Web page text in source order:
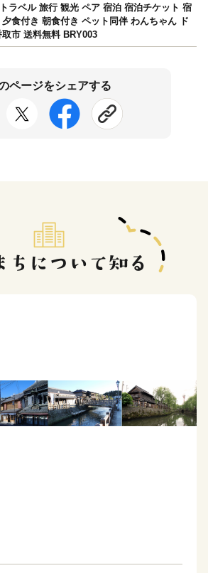
ラベル 旅行 観光 ペア 宿泊 宿泊チケット 宿
食付き 朝食付き ペット同伴 わんちゃん ド
市 送料無料 BRY003
ページをシェアする